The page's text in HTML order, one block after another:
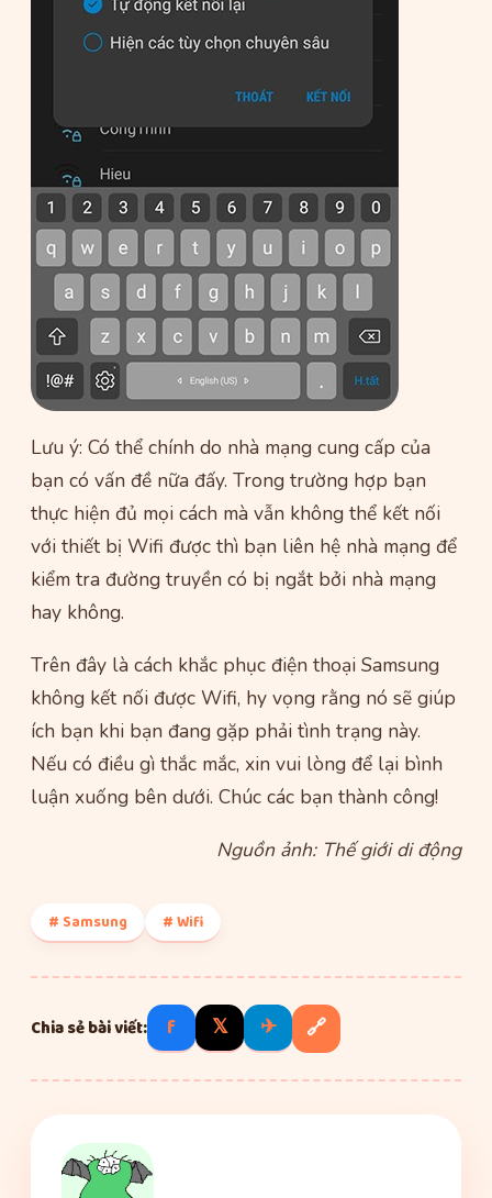
Lưu ý: Có thể chính do nhà mạng cung cấp của
bạn có vấn đề nữa đấy. Trong trường hợp bạn
thực hiện đủ mọi cách mà vẫn không thể kết nối
với thiết bị Wifi được thì bạn liên hệ nhà mạng để
kiểm tra đường truyền có bị ngắt bởi nhà mạng
hay không.
Trên đây là cách khắc phục điện thoại Samsung
không kết nối được Wifi, hy vọng rằng nó sẽ giúp
ích bạn khi bạn đang gặp phải tình trạng này.
Nếu có điều gì thắc mắc, xin vui lòng để lại bình
luận xuống bên dưới. Chúc các bạn thành công!
Nguồn ảnh: Thế giới di động
# Samsung # Wifi
Chia sẻ bài viết: f 𝕏 ✈ 🔗